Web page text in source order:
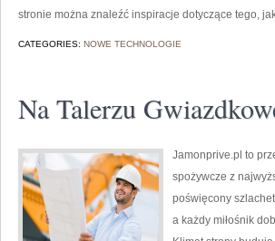
stronie można znaleźć inspiracje dotyczące tego,
CATEGORIES: NOWE TECHNOLOGIE
Na Talerzu
Jamonprive.pl to
spożywcze z
poświęcony
a każdy miłośnik